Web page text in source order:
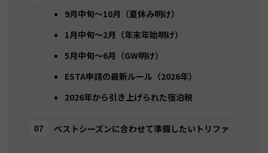
9月中旬〜10月（夏休み明け）
1月中旬〜2月（年末年始明け）
5月中旬〜6月（GW明け）
ESTA申請の最新ルール（2026年）
2026年から引き上げられた宿泊税
ベストシーズンに合わせて準備したいトリファ